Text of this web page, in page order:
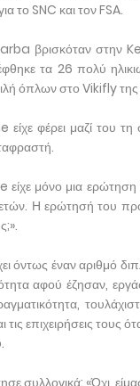
το SNC και τον FSA.
βρισκόταν στην
τα 26 πολύ
όπλων στο Vikifly της
φέρει μαζί του τη
μόνο μια ερώτηση
Η ερώτησή του
όντως έναν αριθμό
αφού έζησαν,
τις επιχειρήσεις
συλλογικά: «Όχι,